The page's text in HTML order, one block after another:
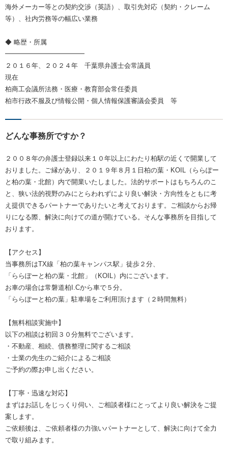
海外メーカー等との契約交渉（英語）、取引先対応（契約・クレーム
等）、社内労務等の幅広い業務
◆ 略歴・所属
━━━━━━━━━━━━
２０１６年、２０２４年 千葉県弁護士会常議員
現在
柏商工会議所法務・医療・教育部会常任委員
柏市行政不服及び情報公開・個人情報保護審議会委員 等
どんな事務所ですか？
２００８年の弁護士登録以来１０年以上にわたり柏駅の近くで開業して
おりました。ご縁があり、２０１９年８月１日柏の葉・KOIL（ららぽー
と柏の葉・北館）内で開業いたしました。法的サポートはもちろんのこ
と、狭い法的視野のみにとらわれずにより良い解決・方向性をともに考
え提供できるパートナーでありたいと考えております。ご相談からお帰
りになる際、解決に向けての道が開けている。そんな事務所を目指して
おります。
【アクセス】
当事務所はTX線「柏の葉キャンパス駅」徒歩２分、
「ららぽーと柏の葉・北館」（KOIL）内にございます。
お車の場合は常磐道柏I.Cから車で５分。
「ららぽーと柏の葉」駐車場をご利用頂けます（２時間無料）
【無料相談実施中】
以下の相談は初回３０分無料でございます。
・不動産、相続、債務整理に関するご相談
・士業の先生のご紹介によるご相談
ご予約の際お申し出ください。
【丁寧・迅速な対応】
まずはお話しをじっくり伺い、ご相談者様にとってより良い解決をご提
案します。
ご依頼後は、ご依頼者様の力強いパートナーとして、解決に向けて全力
で取り組みます。